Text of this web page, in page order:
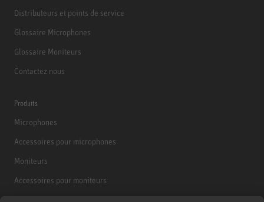
Distributeurs et points de service
Glossaire Microphones
Glossaire Moniteurs
Contactez nous
Produits
Microphones
Accessoires pour microphones
Moniteurs
Accessoires pour moniteurs